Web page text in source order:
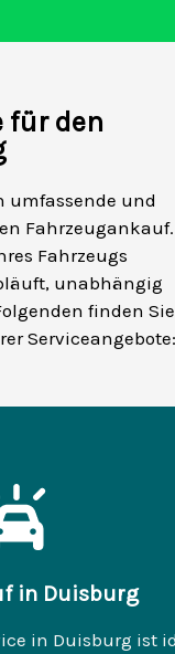
für den
umfassende und
Fahrzeugankauf.
Fahrzeugs
unabhängig
finden Sie
Serviceangebote:
in Duisburg
in Duisburg ist